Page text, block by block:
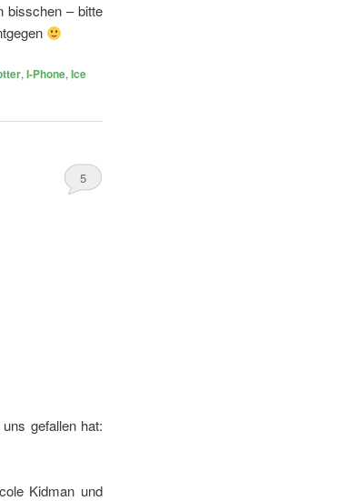
bisschen – bitte
, I-Phone, Ice
5
gefallen hat:
Kidman und